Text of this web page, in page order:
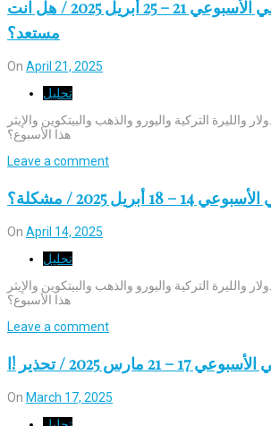
التحليل الفني الأسبوعي 21 – 25 أبريل 2025 / هل انت
مستعد؟
On April 21, 2025
تحليل
والليرة التركية واليورو والذهب والبيتكوين والإيثر
هذا الأسبوع؟
Leave a comment
18 أبريل 2025 / مشكلة؟
On April 14, 2025
تحليل
والليرة التركية واليورو والذهب والبيتكوين والإيثر
هذا الأسبوع؟
Leave a comment
– 21 مارس 2025 / تحذير !ا
On March 17, 2025